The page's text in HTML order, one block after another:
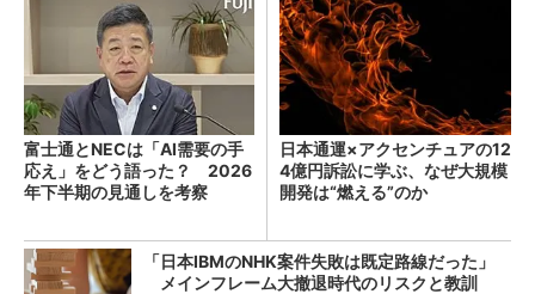
富士通とNECは「AI需要の手
応え」をどう語った？ 2026
年下半期の見通しを考察
日本通運×アクセンチュアの12
4億円訴訟に学ぶ、なぜ大規模
開発は“燃える”のか
「日本IBMのNHK案件失敗は既定路線だった」
メインフレーム大撤退時代のリスクと教訓